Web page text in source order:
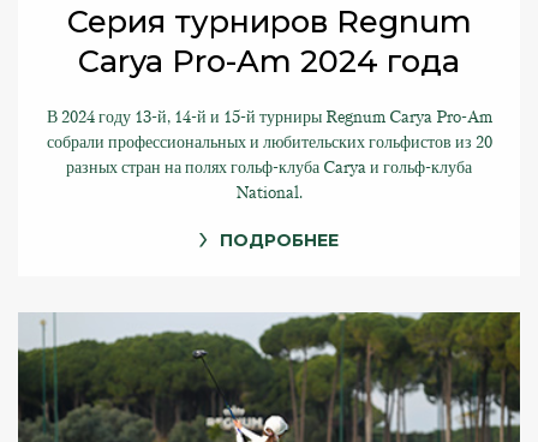
Серия турниров Regnum
Carya Pro-Am 2024 года
В 2024 году 13-й, 14-й и 15-й турниры Regnum Carya Pro-Am
собрали профессиональных и любительских гольфистов из 20
разных стран на полях гольф-клуба Carya и гольф-клуба
National.
ПОДРОБНЕЕ